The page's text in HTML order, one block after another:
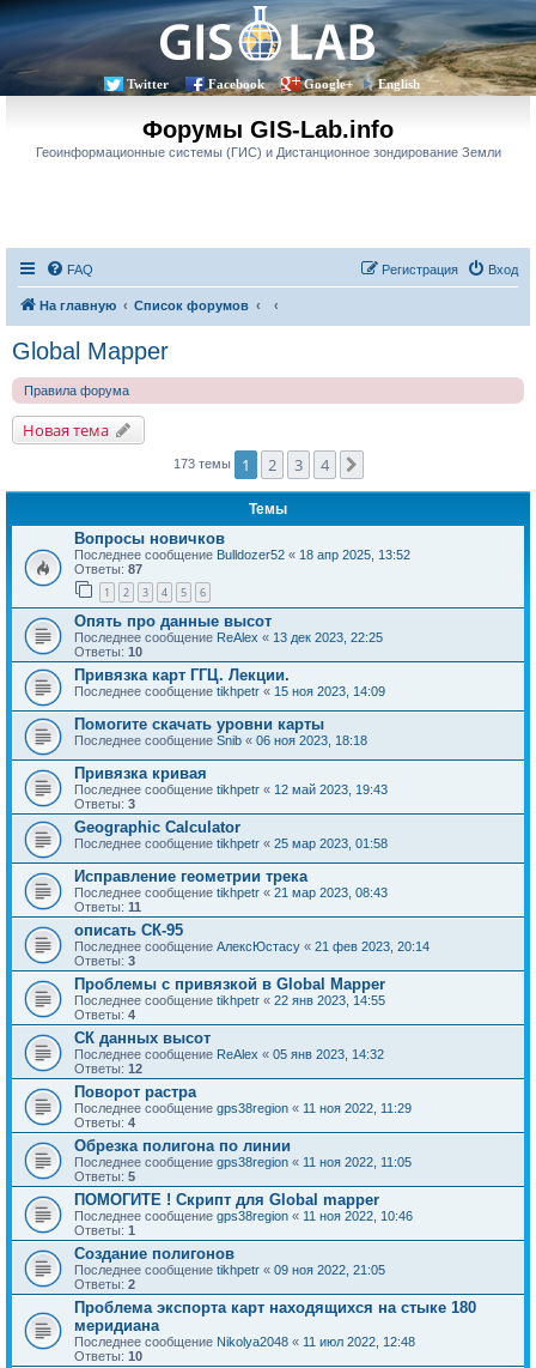
Twitter Facebook Google+ English
Форумы GIS-Lab.info
Геоинформационные системы (ГИС) и Дистанционное зондирование Земли
FAQ Вход
Регистрация
На главную Список форумов
Global Mapper
Правила форума
Новая тема
173 темы 1 2 3 4
Темы
Вопросы новичков
Последнее сообщение Bulldozer52 « 18 апр 2025, 13:52
Ответы: 87
1 2 3 4 5 6
Опять про данные высот
Последнее сообщение ReAlex « 13 дек 2023, 22:25
Ответы: 10
Привязка карт ГГЦ. Лекции.
Последнее сообщение tikhpetr « 15 ноя 2023, 14:09
Помогите скачать уровни карты
Последнее сообщение Snib « 06 ноя 2023, 18:18
Привязка кривая
Последнее сообщение tikhpetr « 12 май 2023, 19:43
Ответы: 3
Geographic Calculator
Последнее сообщение tikhpetr « 25 мар 2023, 01:58
Исправление геометрии трека
Последнее сообщение tikhpetr « 21 мар 2023, 08:43
Ответы: 11
описать СК-95
Последнее сообщение АлексЮстасу « 21 фев 2023, 20:14
Ответы: 3
Проблемы с привязкой в Global Mapper
Последнее сообщение tikhpetr « 22 янв 2023, 14:55
Ответы: 4
СК данных высот
Последнее сообщение ReAlex « 05 янв 2023, 14:32
Ответы: 12
Поворот растра
Последнее сообщение gps38region « 11 ноя 2022, 11:29
Ответы: 4
Обрезка полигона по линии
Последнее сообщение gps38region « 11 ноя 2022, 11:05
Ответы: 5
ПОМОГИТЕ ! Скрипт для Global mapper
Последнее сообщение gps38region « 11 ноя 2022, 10:46
Ответы: 1
Создание полигонов
Последнее сообщение tikhpetr « 09 ноя 2022, 21:05
Ответы: 2
Проблема экспорта карт находящихся на стыке 180
меридиана
Последнее сообщение Nikolya2048 « 11 июл 2022, 12:48
Ответы: 10